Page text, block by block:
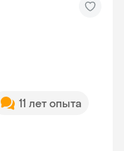
11 лет опыта